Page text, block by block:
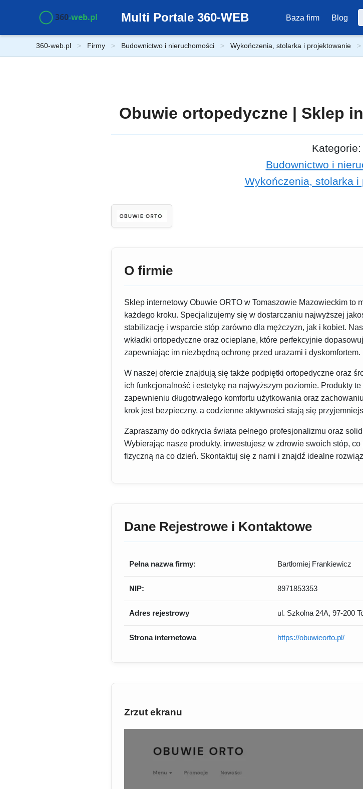
Multi Portale 360-WEB Baza firm Blog
360-web.pl Firmy Budownictwo i nieruchomości Wykończenia, stolarka i projektowanie
Obuwie ortopedyczne | Sklep
Kategorie:
Budownictwo i
Wykończenia, stolarka i
O firmie
Sklep internetowy Obuwie ORTO w Tomaszowie Mazowieckim to
każdego kroku. Specjalizujemy się w dostarczaniu najwyższej
stabilizację i wsparcie stóp zarówno dla mężczyzn, jak i kobiet.
wkładki ortopedyczne oraz ocieplane, które perfekcyjnie
zapewniając im niezbędną ochronę przed urazami i dyskomfortem.
W naszej ofercie znajdują się także podpiętki ortopedyczne oraz
ich funkcjonalność i estetykę na najwyższym poziomie. Produkty
zapewnieniu długotrwałego komfortu użytkowania oraz
krok jest bezpieczny, a codzienne aktywności stają się
Zapraszamy do odkrycia świata pełnego profesjonalizmu oraz
Wybierając nasze produkty, inwestujesz w zdrowie swoich stóp,
fizyczną na co dzień. Skontaktuj się z nami i znajdź idealne
Dane Rejestrowe i Kontaktowe
Pełna nazwa firmy: Bartłomiej Frankiewicz
NIP: 8971853353
Adres rejestrowy ul. Szkolna 24A, 97-200
Strona internetowa https://obuwieorto.pl/
Zrzut ekranu